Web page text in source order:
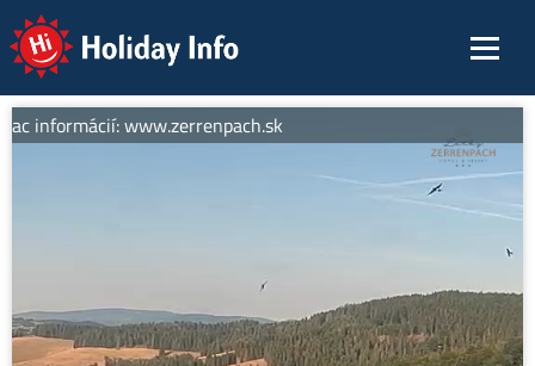
Holiday Info
informácií: www.zerrenpach.sk